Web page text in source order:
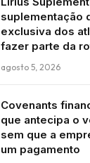
suplementação
exclusiva dos
fazer parte da
agosto 5, 2026
Covenants
que antecipa o
sem que a
um pagamento